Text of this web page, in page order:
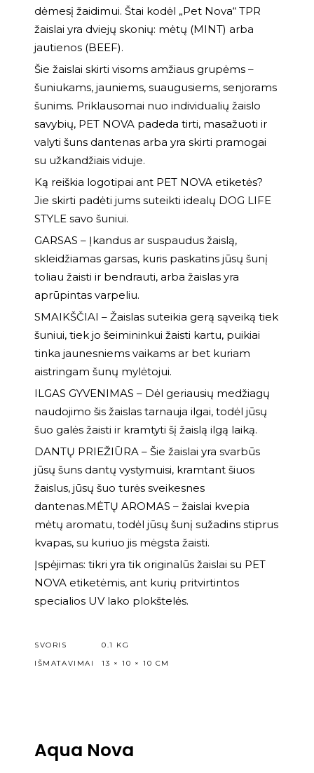
dėmesį žaidimui. Štai kodėl „Pet Nova“ TPR
žaislai yra dviejų skonių: mėtų (MINT) arba
jautienos (BEEF).
Šie žaislai skirti visoms amžiaus grupėms –
šuniukams, jauniems, suaugusiems, senjorams
šunims. Priklausomai nuo individualių žaislo
savybių, PET NOVA padeda tirti, masažuoti ir
valyti šuns dantenas arba yra skirti pramogai
su užkandžiais viduje.
Ką reiškia logotipai ant PET NOVA etiketės?
Jie skirti padėti jums suteikti idealų DOG LIFE
STYLE savo šuniui.
GARSAS – Įkandus ar suspaudus žaislą,
skleidžiamas garsas, kuris paskatins jūsų šunį
toliau žaisti ir bendrauti, arba žaislas yra
aprūpintas varpeliu.
SMAIKŠČIAI – Žaislas suteikia gerą sąveiką tiek
šuniui, tiek jo šeimininkui žaisti kartu, puikiai
tinka jaunesniems vaikams ar bet kuriam
aistringam šunų mylėtojui.
ILGAS GYVENIMAS – Dėl geriausių medžiagų
naudojimo šis žaislas tarnauja ilgai, todėl jūsų
šuo galės žaisti ir kramtyti šį žaislą ilgą laiką.
DANTŲ PRIEŽIŪRA – Šie žaislai yra svarbūs
jūsų šuns dantų vystymuisi, kramtant šiuos
žaislus, jūsų šuo turės sveikesnes
dantenas.MĖTŲ AROMAS – žaislai kvepia
mėtų aromatu, todėl jūsų šunį sužadins stiprus
kvapas, su kuriuo jis mėgsta žaisti.
Įspėjimas: tikri yra tik originalūs žaislai su PET
NOVA etiketėmis, ant kurių pritvirtintos
specialios UV lako plokštelės.
SVORIS
0.1 KG
IŠMATAVIMAI
13 × 10 × 10 CM
Aqua Nova